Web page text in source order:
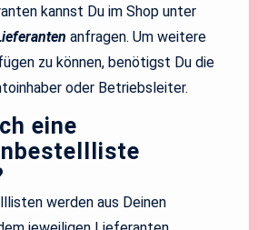
kannst Du im Shop unter
anfragen. Um weitere
zu können, benötigst Du die
oder Betriebsleiter.
eine
werden aus Deinen